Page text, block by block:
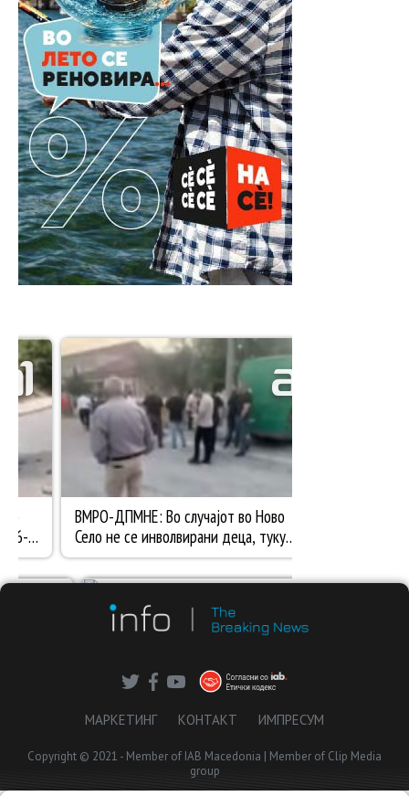
МАРКЕТИНГ КОНТАКТ ИМПРЕСУМ
Copyright © 2021 - Member of IAB Macedonia | Member of Clip Media
group